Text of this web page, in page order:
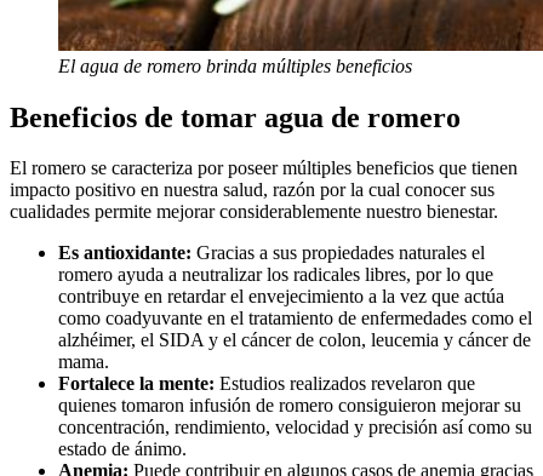
El agua de romero brinda múltiples beneficios
Beneficios de tomar agua de romero
El romero se caracteriza por poseer múltiples beneficios que tienen
impacto positivo en nuestra salud, razón por la cual conocer sus
cualidades permite mejorar considerablemente nuestro bienestar.
Es antioxidante: Gracias a sus propiedades naturales el
romero ayuda a neutralizar los radicales libres, por lo que
contribuye en retardar el envejecimiento a la vez que actúa
como coadyuvante en el tratamiento de enfermedades como el
alzhéimer, el SIDA y el cáncer de colon, leucemia y cáncer de
mama.
Fortalece la mente: Estudios realizados revelaron que
quienes tomaron infusión de romero consiguieron mejorar su
concentración, rendimiento, velocidad y precisión así como su
estado de ánimo.
Anemia: Puede contribuir en algunos casos de anemia gracias